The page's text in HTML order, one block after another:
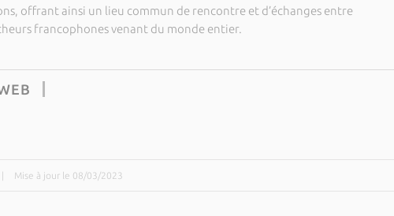
offrant ainsi un lieu commun de rencontre et d’échanges entre
francophones venant du monde entier.
Mise à jour le 08/03/2023